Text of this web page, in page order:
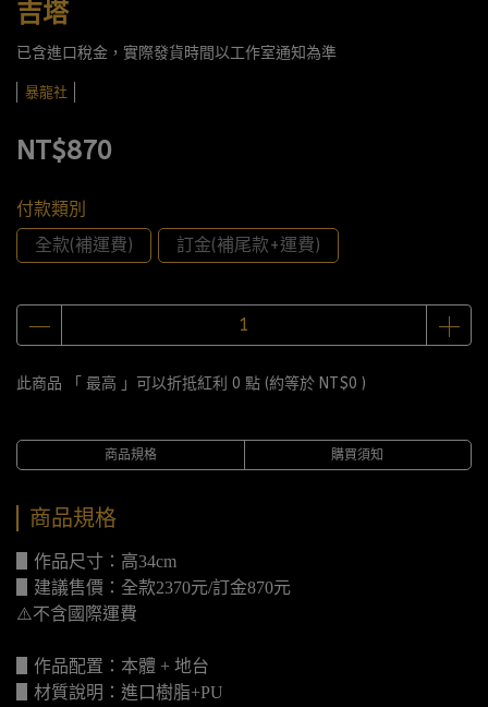
吉塔
已含進口稅金，實際發貨時間以工作室通知為準
暴龍社
NT$870
付款類別
全款(補運費)
訂金(補尾款+運費)
此商品 「 最高 」可以折抵紅利 0 點 (約等於 NT$0 )
商品規格 購買須知
商品規格
▋作品尺寸：高34cm
▋建議售價：全款2370元/訂金870元
⚠️不含國際運費
▋作品配置：本體 + 地台
▋材質說明：進口樹脂+PU